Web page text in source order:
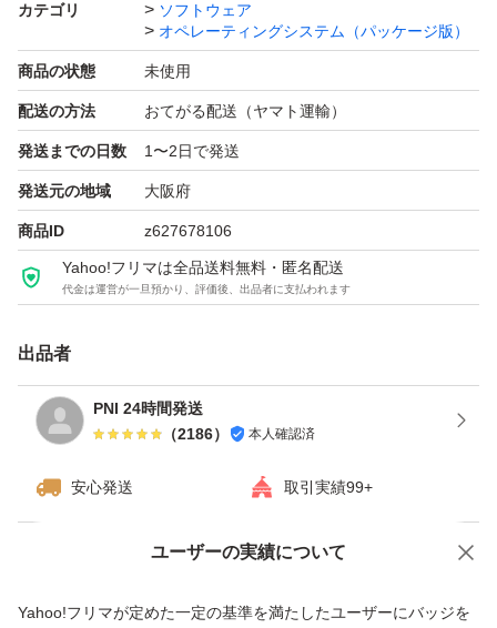
カテゴリ
ソフトウェア
オペレーティングシステム（パッケージ版）
商品の状態 未使用
配送の方法 おてがる配送（ヤマト運輸）
発送までの日数 1〜2日で発送
発送元の地域 大阪府
商品ID z627678106
Yahoo!フリマは全品送料無料・匿名配送
代金は運営が一旦預かり、評価後、出品者に支払われます
出品者
PNI 24時間発送
（2186） 本人確認済
安心発送 取引実績99+
ユーザーの実績について
Yahoo!フリマが定めた一定の基準を満たしたユーザーにバッジを
価格の相談 商品への質問